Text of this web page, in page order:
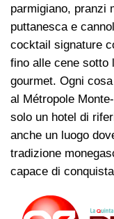
parmigiano, pranzi
puttanesca e
cocktail signature
fino alle cene sotto
gourmet. Ogni
al Métropole
solo un hotel di
anche un luogo
tradizione
capace di